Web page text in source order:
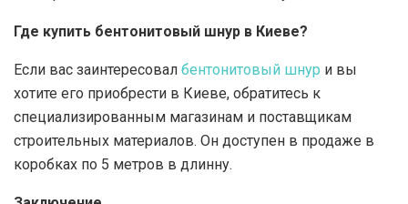
Где купить бентонитовый шнур в Киеве?
Если вас заинтересовал бентонитовый шнур и вы
хотите его приобрести в Киеве, обратитесь к
специализированным магазинам и поставщикам
строительных материалов. Он доступен в продаже в
коробках по 5 метров в длинну.